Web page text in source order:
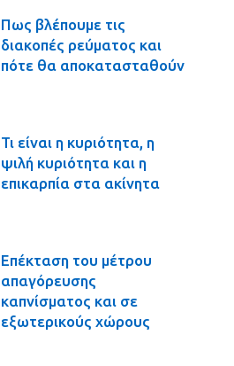
Πως βλέπουμε τις
διακοπές ρεύματος και
πότε θα αποκατασταθούν
Τι είναι η κυριότητα, η
ψιλή κυριότητα και η
επικαρπία στα ακίνητα
Επέκταση του μέτρου
απαγόρευσης
καπνίσματος και σε
εξωτερικούς χώρους